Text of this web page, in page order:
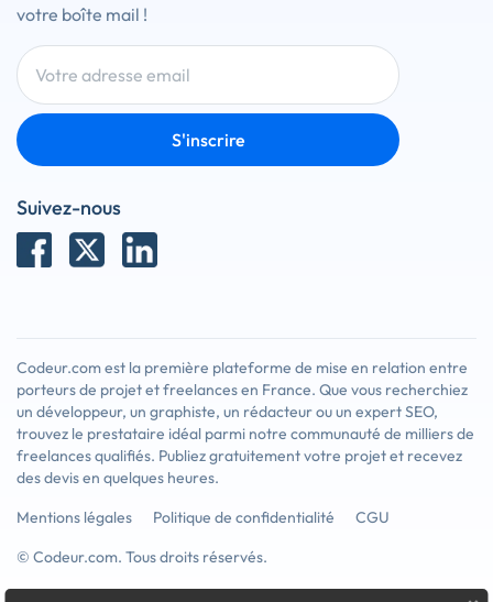
votre boîte mail !
S'inscrire
Suivez-nous
Codeur.com est la première plateforme de mise en relation entre
porteurs de projet et freelances en France. Que vous recherchiez
un développeur, un graphiste, un rédacteur ou un expert SEO,
trouvez le prestataire idéal parmi notre communauté de milliers de
freelances qualifiés. Publiez gratuitement votre projet et recevez
des devis en quelques heures.
Mentions légales
Politique de confidentialité
CGU
© Codeur.com. Tous droits réservés.